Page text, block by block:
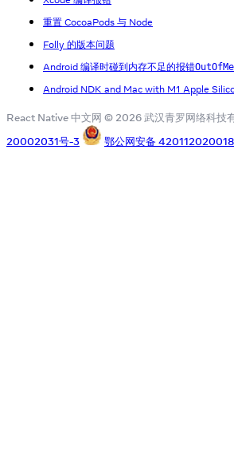
重置 CocoaPods 与 Node
Folly 的版本问题
Android 编译时碰到内存不足的报错
Android NDK and Mac with M1 Apple
React Native 中文网 © 2026 武汉青罗网络科技
20002031号-3
鄂公网安备